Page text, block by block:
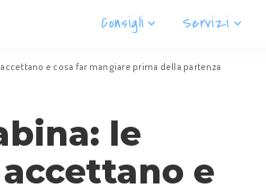
Consigli Servizi
e cosa far mangiare prima della partenza
le
e